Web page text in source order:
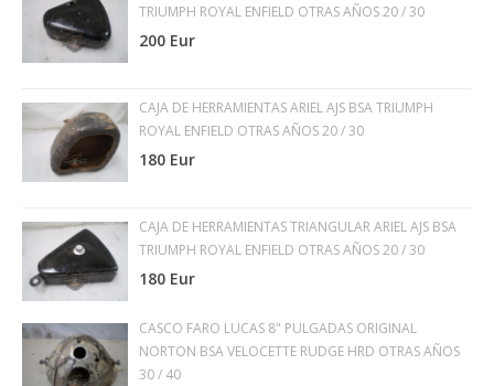
TRIUMPH ROYAL ENFIELD OTRAS AÑOS 20 / 30
200 Eur
CAJA DE HERRAMIENTAS ARIEL AJS BSA TRIUMPH
ROYAL ENFIELD OTRAS AÑOS 20 / 30
180 Eur
CAJA DE HERRAMIENTAS TRIANGULAR ARIEL AJS BSA
TRIUMPH ROYAL ENFIELD OTRAS AÑOS 20 / 30
180 Eur
CASCO FARO LUCAS 8" PULGADAS ORIGINAL
NORTON BSA VELOCETTE RUDGE HRD OTRAS AÑOS
30 / 40